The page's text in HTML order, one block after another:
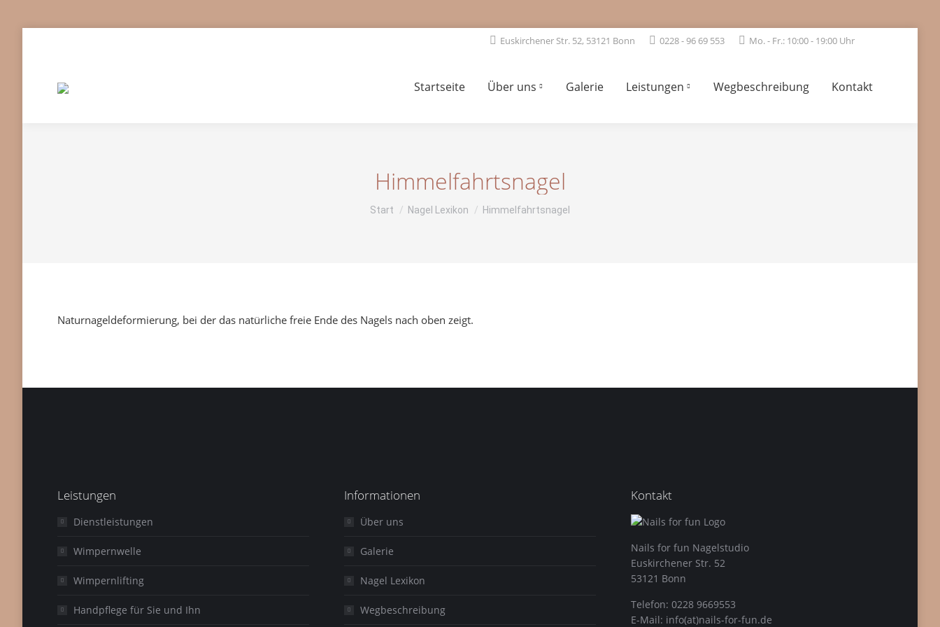
Euskirchener Str. 52, 53121 Bonn 0228 - 96 69 553 Mo. - Fr.: 10:00 - 19:00 Uhr
Startseite Über uns Galerie Leistungen Wegbeschreibung Kontakt
Himmelfahrtsnagel
Sie befinden sich hier:
Start Nagel Lexikon Himmelfahrtsnagel
Naturnageldeformierung, bei der das natürliche freie Ende des Nagels nach oben zeigt.
Leistungen
Dienstleistungen
Wimpernwelle
Wimpernlifting
Handpflege für Sie und Ihn
Informationen
Über uns
Galerie
Nagel Lexikon
Wegbeschreibung
Kontakt
Nails for fun Nagelstudio
Euskirchener Str. 52
53121 Bonn
Telefon: 0228 9669553
E-Mail: info(at)nails-for-fun.de